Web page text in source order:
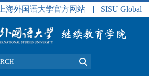
上海外国语大学官方网站 SISU Global